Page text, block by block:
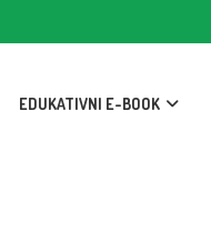
EDUKATIVNI E-BOOK